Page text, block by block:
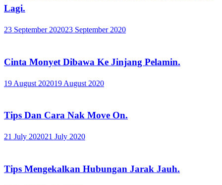
Lagi.
23 September 202023 September 2020
Cinta Monyet Dibawa Ke Jinjang Pelamin.
19 August 202019 August 2020
Tips Dan Cara Nak Move On.
21 July 202021 July 2020
Tips Mengekalkan Hubungan Jarak Jauh.